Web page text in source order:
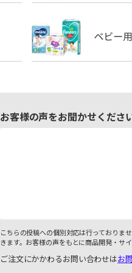
お客様の声をお聞かせくださ
こちらの投稿への個別対応は行っておりま
きます。お客様の声をもとに商品開発・サイ
ご注文にかかわるお問い合わせはお